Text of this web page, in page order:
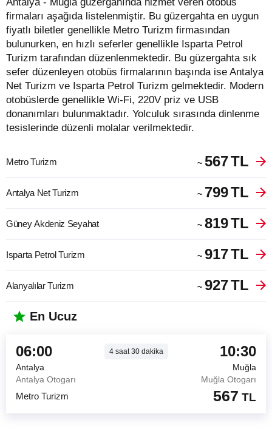
firmaları aşağıda listelenmiştir. Bu güzergahta en uygun
fiyatlı biletler genellikle Metro Turizm firmasından
bulunurken, en hızlı seferler genellikle Isparta Petrol
Turizm tarafından düzenlenmektedir. Bu güzergahta sık
sefer düzenleyen otobüs firmalarının başında ise Antalya
Net Turizm ve Isparta Petrol Turizm gelmektedir. Modern
otobüslerde genellikle Wi-Fi, 220V priz ve USB
donanımları bulunmaktadır. Yolculuk sırasında dinlenme
tesislerinde düzenli molalar verilmektedir.
Metro Turizm ~ 567TL
Antalya Net Turizm ~ 799TL
Güney Akdeniz Seyahat ~ 819TL
Isparta Petrol Turizm ~ 917TL
Alanyalılar Turizm ~ 927TL
En Ucuz
06:00 4saat30dakika 10:30
Antalya
Muğla
Antalya Otogarı
Muğla Otogarı
Metro Turizm 567 TL